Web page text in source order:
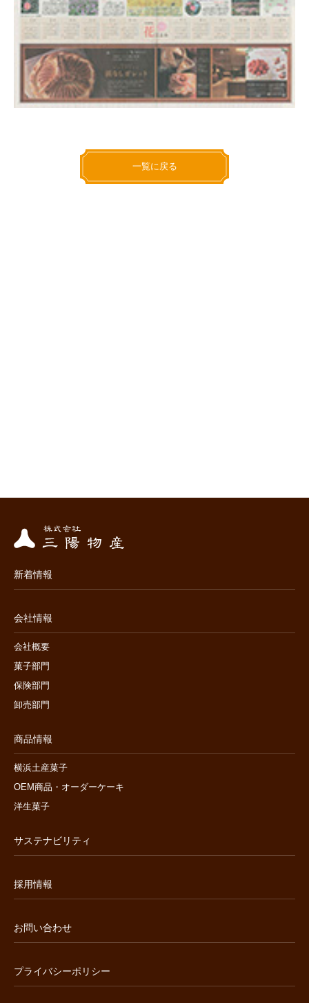
一覧に戻る
新着情報
会社情報
会社概要
菓子部門
保険部門
卸売部門
商品情報
横浜土産菓子
OEM商品・オーダーケーキ
洋生菓子
サステナビリティ
採用情報
お問い合わせ
プライバシーポリシー